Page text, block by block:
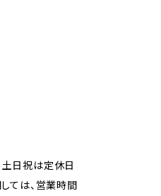
土日祝は定休日
ては、営業時間